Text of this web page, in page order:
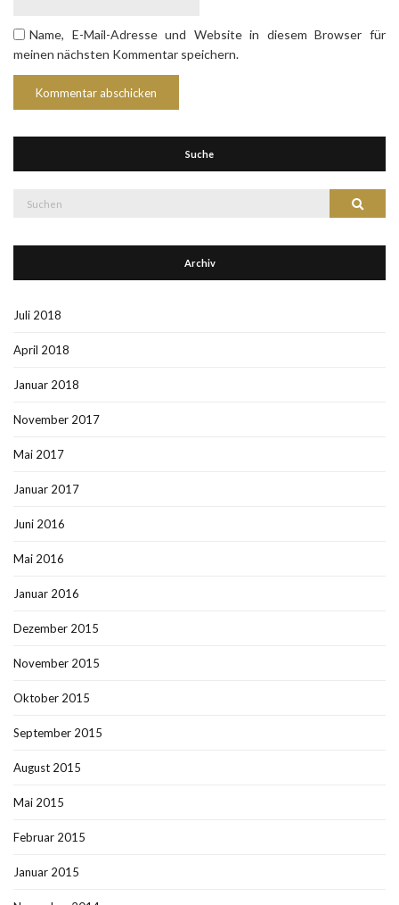
Name, E-Mail-Adresse und Website in diesem Browser für
meinen nächsten Kommentar speichern.
Suche
Suchen
Archiv
Juli 2018
April 2018
Januar 2018
November 2017
Mai 2017
Januar 2017
Juni 2016
Mai 2016
Januar 2016
Dezember 2015
November 2015
Oktober 2015
September 2015
August 2015
Mai 2015
Februar 2015
Januar 2015